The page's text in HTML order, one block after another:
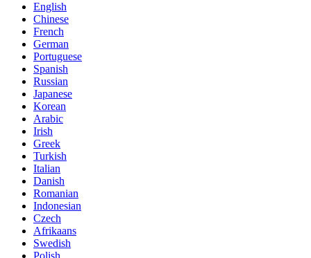
English
Chinese
French
German
Portuguese
Spanish
Russian
Japanese
Korean
Arabic
Irish
Greek
Turkish
Italian
Danish
Romanian
Indonesian
Czech
Afrikaans
Swedish